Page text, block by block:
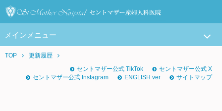
メインメニュー
TOP
更新履歴
セントマザー公式 TikTok
セントマザー公式 X
セントマザー公式 Instagram
ENGLISH ver サイトマップ